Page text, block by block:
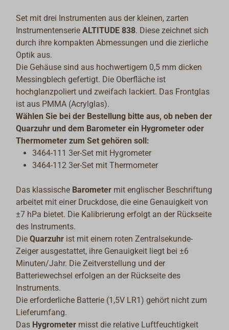
Set mit drei Instrumenten aus der kleinen, zarten
InstrumentenserieALTITUDE 838. Diese zeichnet sich
durch ihre kompakten Abmessungen und die zierliche
Optik aus.
Die Gehäuse sind aus hochwertigem 0,5 mm dicken
Messingblech gefertigt. Die Oberfläche ist
hochglanzpoliert und zweifach lackiert. Das Frontglas
ist aus PMMA (Acrylglas).
Wählen Sie bei der Bestellung bitte aus, ob neben der
Quarzuhr und dem Barometer ein Hygrometer oder
Thermometer zum Set gehören soll:
3464-111 3er-Set mit Hygrometer
3464-112 3er-Set mit Thermometer
Das klassische Barometer mit englischer Beschriftung
arbeitet mit einer Druckdose, die eine Genauigkeit von
±7 hPa bietet. Die Kalibrierung erfolgt an der Rückseite
des Instruments.
DieQuarzuhr ist mit einem roten Zentralsekunde-
Zeiger ausgestattet, ihre Genauigkeit liegt bei ±6
Minuten/Jahr. Die Zeitverstellung und der
Batteriewechsel erfolgen an der Rückseite des
Instruments.
Die erforderliche Batterie (1,5V LR1) gehört nicht zum
Lieferumfang.
Das Hygrometer misst die relative Luftfeuchtigkeit